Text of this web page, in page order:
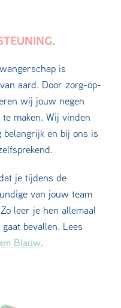
is
aard. Door zorg-op-
wij jouw negen
maken. Wij vinden
belangrijk en bij ons is
je tijdens de
van jouw team
leer je hen allemaal
bevallen. Lees
Blauw.